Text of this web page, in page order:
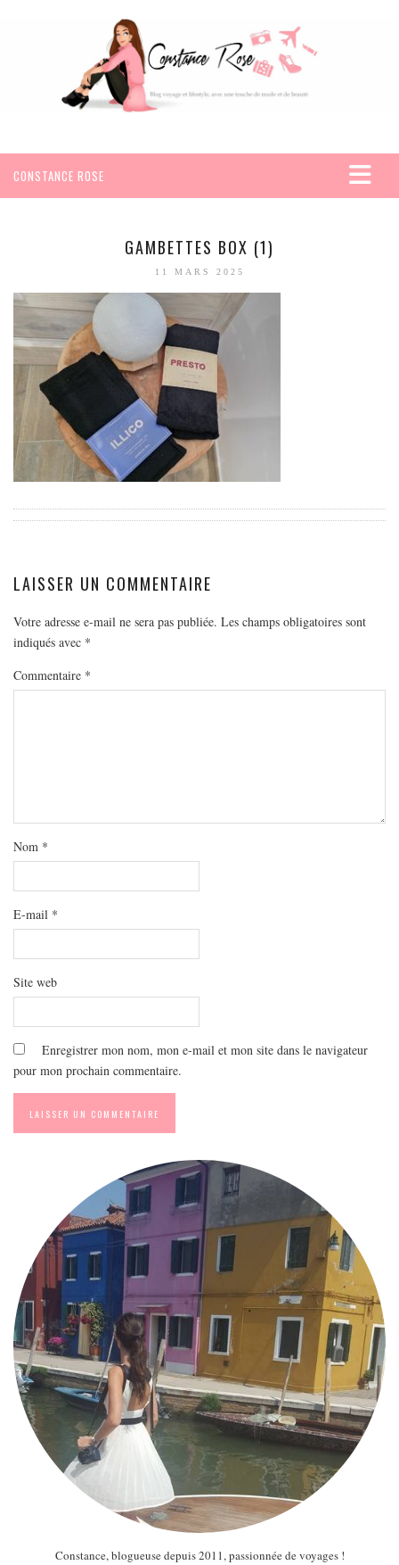
CONSTANCE ROSE
EGYPTE
SEYCHELLES
AMÉRIQUE
EUROPE
ESPAGNE
FRANCE
HONGRIE
PAYS BAS
OCÉANIE
ARTICLES PRATIQUES
DIVERSES BOX
DIY
LIFESTYLE
PARUTIONS ET PARTENARIATS
GAMBETTES BOX (1)
11 MARS 2025
LAISSER UN COMMENTAIRE
Votre adresse e-mail ne sera pas publiée. Les champs obligatoires sont
indiqués avec *
Commentaire *
Nom *
E-mail *
Site web
Enregistrer mon nom, mon e-mail et mon site dans le navigateur
pour mon prochain commentaire.
Constance, blogueuse depuis 2011, passionnée de voyages !